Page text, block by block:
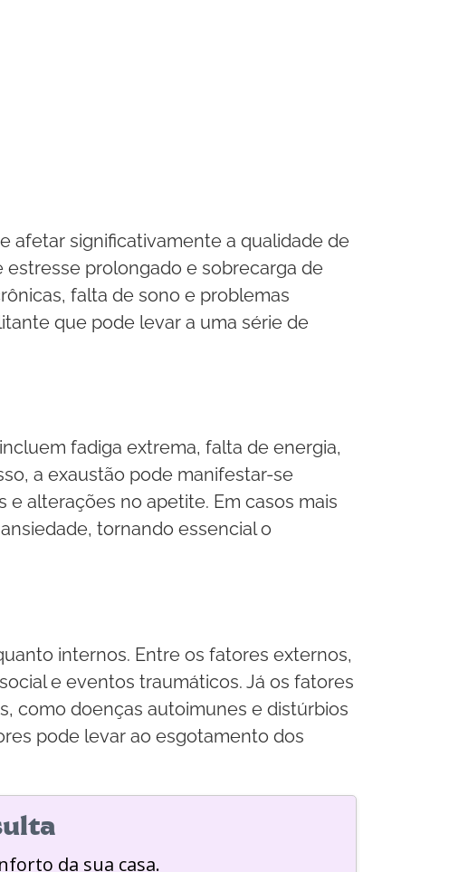
afetar significativamente a qualidade de
prolongado e sobrecarga de
falta de sono e problemas
que pode levar a uma série de
fadiga extrema, falta de energia,
a exaustão pode manifestar-se
alterações no apetite. Em casos mais
tornando essencial o
internos. Entre os fatores externos,
e eventos traumáticos. Já os fatores
como doenças autoimunes e distúrbios
pode levar ao esgotamento dos
da sua casa.